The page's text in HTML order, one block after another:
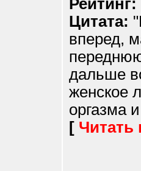
Рейтинг:
Цитата:
вперед,
дальше
женское
оргазма
[ Читать